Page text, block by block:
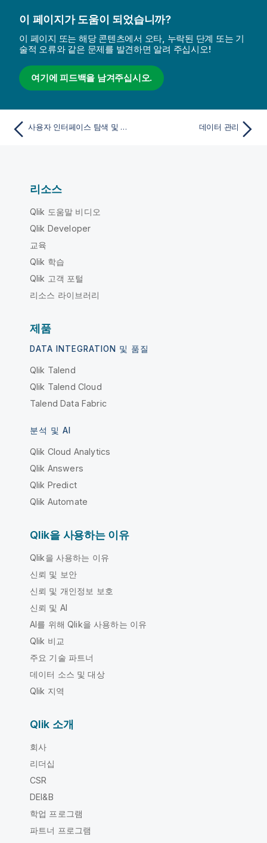
이 페이지가 도움이 되었습니까?
이 페이지 또는 해당 콘텐츠에서 오타, 누락된 단계 또는 기
술적 오류와 같은 문제를 발견하면 알려 주십시오!
여기에 피드백을 남겨주십시오.
사용자 인터페이스 탐색 및 상호 작용 데이터 관리
리소스
Qlik 도움말 비디오
Qlik Developer
교육
Qlik 학습
Qlik 고객 포털
리소스 라이브러리
제품
DATA INTEGRATION 및 품질
Qlik Talend
Qlik Talend Cloud
Talend Data Fabric
분석 및 AI
Qlik Cloud Analytics
Qlik Answers
Qlik Predict
Qlik Automate
Qlik을 사용하는 이유
Qlik을 사용하는 이유
신뢰 및 보안
신뢰 및 개인정보 보호
신뢰 및 AI
AI를 위해 Qlik을 사용하는 이유
Qlik 비교
주요 기술 파트너
데이터 소스 및 대상
Qlik 지역
Qlik 소개
회사
리더십
CSR
DEI&B
학업 프로그램
파트너 프로그램